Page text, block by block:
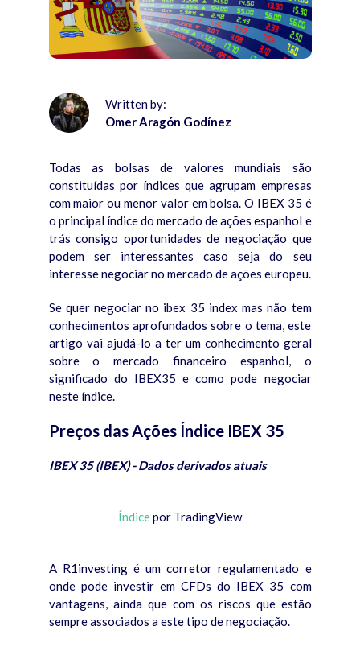
Written by:
Omer Aragón Godínez
Todas as bolsas de valores mundiais são
constituídas por índices que agrupam empresas
com maior ou menor valor em bolsa. O IBEX 35 é
o principal índice do mercado de ações espanhol e
trás consigo oportunidades de negociação que
podem ser interessantes caso seja do seu
interesse negociar no mercado de ações europeu.
Se quer negociar no ibex 35 index mas não tem
conhecimentos aprofundados sobre o tema, este
artigo vai ajudá-lo a ter um conhecimento geral
sobre o mercado financeiro espanhol, o
significado do IBEX35 e como pode negociar
neste índice.
Preços das Ações Índice IBEX 35
IBEX 35 (IBEX) - Dados derivados atuais
Índicepor TradingView
A R1investing é um corretor regulamentado e
onde pode investir em CFDs do IBEX 35 com
vantagens, ainda que com os riscos que estão
sempre associados a este tipo de negociação.